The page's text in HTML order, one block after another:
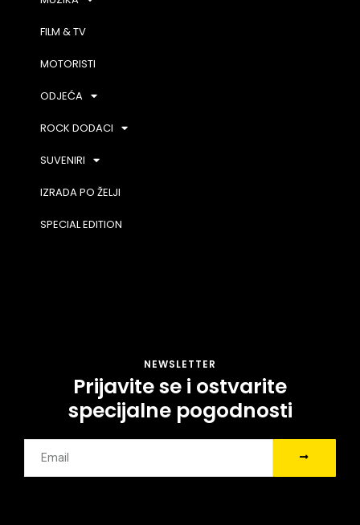
FILM & TV
MOTORISTI
ODJEĆA
ROCK DODACI
SUVENIRI
IZRADA PO ŽELJI
SPECIAL EDITION
NEWSLETTER
Prijavite se i ostvarite
specijalne pogodnosti